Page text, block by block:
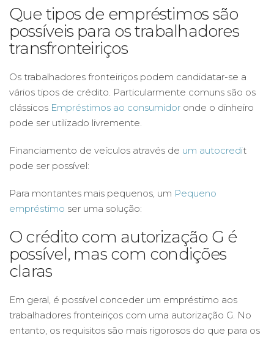
Que tipos de empréstimos são
possíveis para os trabalhadores
transfronteiriços
Os trabalhadores fronteiriços podem candidatar-se a
vários tipos de crédito. Particularmente comuns são os
clássicos Empréstimos ao consumidor onde o dinheiro
pode ser utilizado livremente.
Financiamento de veículos através de um autocredit
pode ser possível:
Para montantes mais pequenos, um Pequeno
empréstimo ser uma solução:
O crédito com autorização G é
possível, mas com condições
claras
Em geral, é possível conceder um empréstimo aos
trabalhadores fronteiriços com uma autorização G. No
entanto, os requisitos são mais rigorosos do que para os